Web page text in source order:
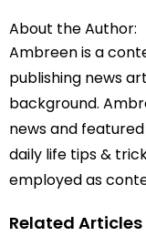
About the Author:
Ambreen is a
publishing news
background.
news and
daily life tips &
employed as
Related Articles